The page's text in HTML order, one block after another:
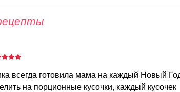
всегда готовила мама на каждый Новый
на порционные кусочки, каждый кусочек